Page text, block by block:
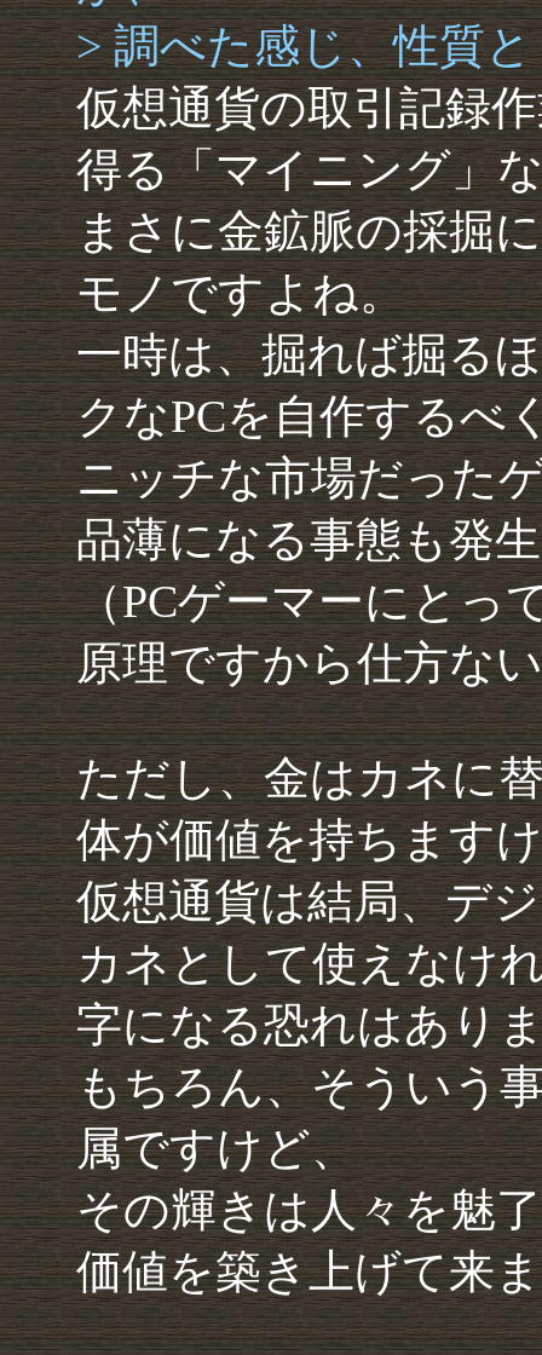
> 調べた感じ、性質
仮想通貨の取引記録
得る「マイニング」
まさに金鉱脈の採掘
モノですよね。
一時は、掘れば掘る
クなPCを自作するべ
ニッチな市場だった
品薄になる事態も発
（PCゲーマーにとっ
原理ですから仕方な
ただし、金はカネに
体が価値を持ちます
仮想通貨は結局、デ
カネとして使えなけ
字になる恐れはあり
もちろん、そういう
属ですけど、
その輝きは人々を魅
価値を築き上げて来